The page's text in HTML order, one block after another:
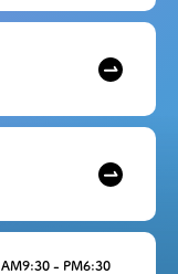
AM9:30 - PM6:30